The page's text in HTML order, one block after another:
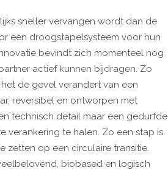
sneller vervangen wordt dan de
een droogstapelsysteem voor hun
bevindt zich momenteel nog
actief kunnen bijdragen. Zo
de gevel verandert van een
reversibel en ontworpen met
technisch detail maar een gedurfde
verankering te halen. Zo een stap is
zetten op een circulaire transitie.
biobased en logisch